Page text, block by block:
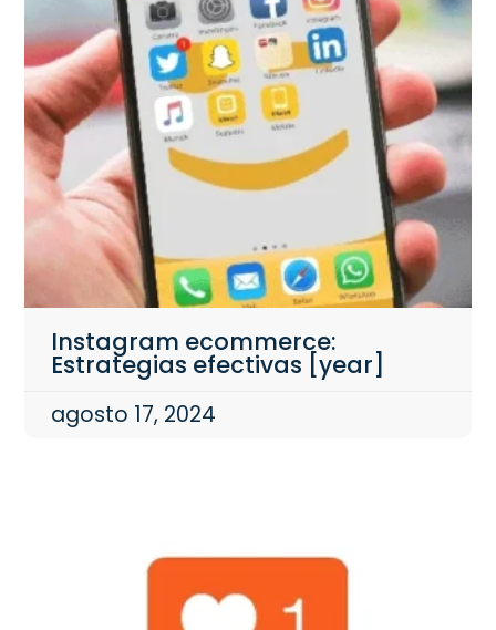
Instagram ecommerce:
Estrategias efectivas [year]
agosto 17, 2024